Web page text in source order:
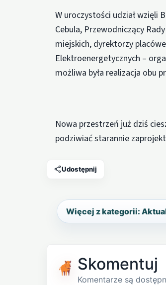
W uroczystości udział wzięli
Cebula, Przewodniczący
miejskich, dyrektorzy
Elektroenergetycznych –
możliwa była realizacja obu
Nowa przestrzeń już dziś
podziwiać starannie
Udostępnij
Więcej z kategorii:
Skomentuj
Komentarze są